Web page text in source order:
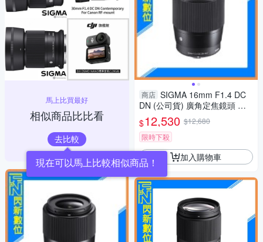
馬上比買最好
相似商品比比看
去比較
現在可以馬上比較相似商品！
商店 SIGMA 16mm F1.4 DC
DN (公司貨) 廣角定焦鏡頭 人
像鏡 APS-C
$12,530 $12,680
限時下殺
加入購物車